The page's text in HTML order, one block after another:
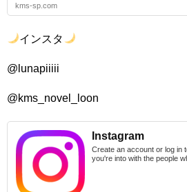
kms-sp.com
インスタ
@lunapiiiii
@kms_novel_loon
Instagram
Create an account or log in
you're into with the people